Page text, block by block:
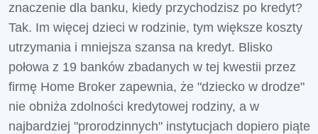
znaczenie dla banku, kiedy przychodzisz po kredyt?
Tak. Im więcej dzieci w rodzinie, tym większe koszty
utrzymania i mniejsza szansa na kredyt. Blisko
połowa z 19 banków zbadanych w tej kwestii przez
firmę Home Broker zapewnia, że "dziecko w drodze"
nie obniża zdolności kredytowej rodziny, a w
najbardziej "prorodzinnych" instytucjach dopiero piąte